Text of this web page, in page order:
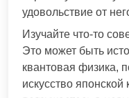
удовольствие от
Изучайте что-то
Это может быть
квантовая физика,
искусство